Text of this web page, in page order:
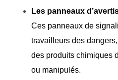
Les panneaux
Ces panneaux de
travailleurs des
des produits chimiques
ou manipulés.